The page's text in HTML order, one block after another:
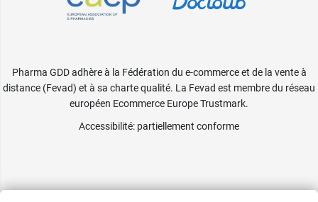
Pharma GDD adhère à la Fédération du e-commerce et de la vente à
distance (Fevad) et à sa charte qualité. La Fevad est membre du réseau
européen Ecommerce Europe Trustmark.
Accessibilité: partiellement conforme